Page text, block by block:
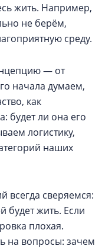
жить. Например,
не берём,
среду.
— от
начала думаем,
как
будет ли она его
логистику,
наших
всегда сверяемся:
будет жить. Если
плохая.
на вопросы: зачем